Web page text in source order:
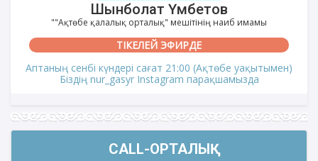
Шынболат Үмбетов
""Ақтөбе қалалық орталық" мешітінің наиб имамы
ТІКЕЛЕЙ ЭФИРДЕ
Аптаның сенбі күндері сағат 21:00 (Ақтөбе уақытымен)
Біздің nur_gasyr Instagram парақшамызда
CALL-ОРТАЛЫҚ